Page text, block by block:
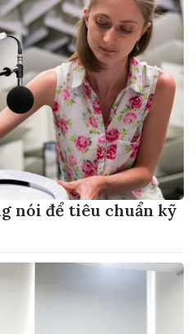
nói để tiêu chuẩn kỹ